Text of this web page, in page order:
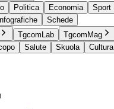
Politica Economia Sport
Infografiche
Schede
TgcomLab TgcomMag
Salute Skuola Cultura